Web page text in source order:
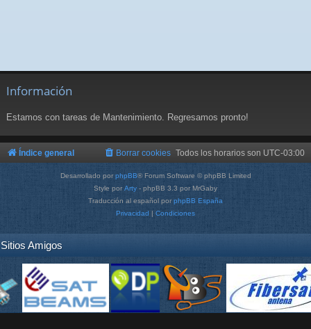
Información
Estamos con tareas de Mantenimiento. Regresamos pronto!
Índice general Todos los horarios son UTC-03:00
Borrar cookies
Desarrollado por phpBB® Forum Software © phpBB Limited
Style por Arty - phpBB 3.3 por MrGaby
Traducción al español por phpBB España
Privacidad | Condiciones
Sitios Amigos